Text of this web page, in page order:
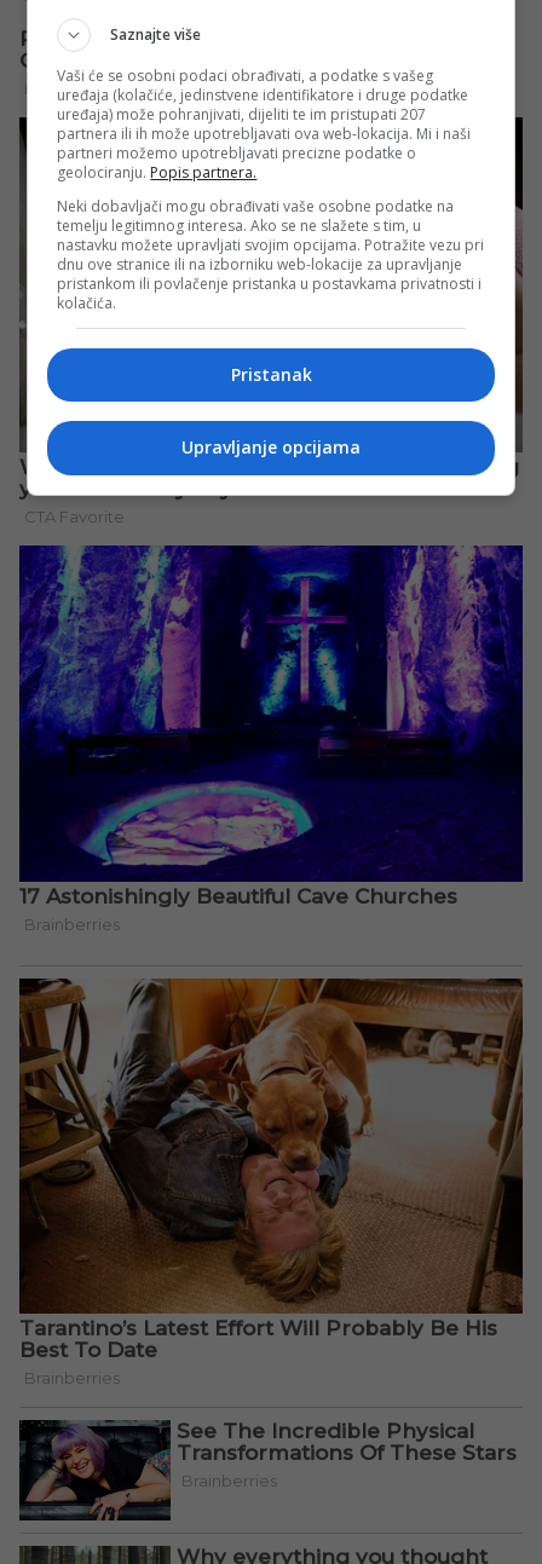
Saznajte više
Vaši će se osobni podaci obrađivati, a podatke s vašeg
uređaja (kolačiće, jedinstvene identifikatore i druge podatke
uređaja) može pohranjivati, dijeliti te im pristupati 207
partnera ili ih može upotrebljavati ova web-lokacija. Mi i naši
partneri možemo upotrebljavati precizne podatke o
geolociranju. Popis partnera.
Neki dobavljači mogu obrađivati vaše osobne podatke na
temelju legitimnog interesa. Ako se ne slažete s tim, u
nastavku možete upravljati svojim opcijama. Potražite vezu pri
dnu ove stranice ili na izborniku web-lokacije za upravljanje
pristankom ili povlačenje pristanka u postavkama privatnosti i
kolačića.
Pristanak
Upravljanje opcijama